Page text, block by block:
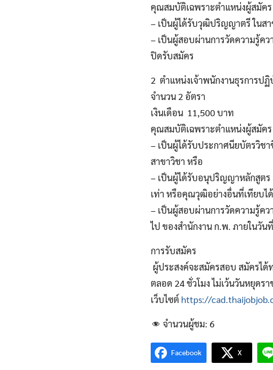
คุณสมบัติเฉพราะตำแหน่งผู้สมัคร
– เป็นผู้ได้รับวุฒิปริญญาตรี ในส
– เป็นผู้สอบผ่านการวัดความรู้ค
ปิดรับสมัคร
2 ตำแหน่งเจ้าพนักงานธุรการปฏิ
จำนวน 2 อัตรา
เงินเดือน 11,500 บาท
คุณสมบัติเฉพราะตำแหน่งผู้สมัคร
– เป็นผู้ได้รับประกาศนียบัตรวิช
สาขาวิชา หรือ
– เป็นผู้ได้รับอนุปริญญาหลักสูต
เท่า หรือคุณวุฒิอย่างอื่นที่เทียบไ
– เป็นผู้สอบผ่านการวัดความรู้
ไป ของสำนักงาน ก.พ. ภายในวั
การรับสมัคร
ผู้ประสงค์จะสมัครสอบ สมัครได้
ตลอด 24 ชั่วโมง ไม่เว้นวันหยุดร
เว็บไซต์ https://
จำนวนผู้ชม: 6
Facebook X